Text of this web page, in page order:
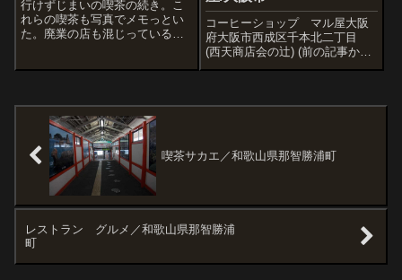
行けずじまいの喫茶の続き。こ
れらの喫茶も写真でメモっとい
た。廃業の店も混じっている
てないような気がする。ナポレ
オンさん。大きなシ...
コーヒーショップ マル屋大阪
府大阪市西成区千本北二丁目
(西天商店会の辻) (前の記事から
の続き)天井付近の壁にいくつも
喫茶サカエ／和歌山県那智勝浦町
レストラン グルメ／和歌山県那智勝浦
町